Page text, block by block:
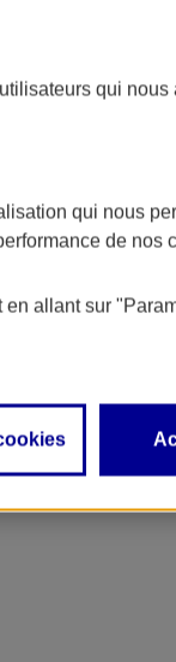
qui
qui nous
de nos
en allant sur